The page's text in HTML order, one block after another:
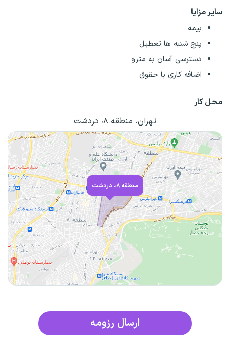
سایر مزایا
بیمه
پنج شنبه ها تعطیل
دسترسی آسان به مترو
اضافه کاری با حقوق
محل کار
تهران، منطقه ۸، دردشت
منطقه ۸، دردشت
ارسال رزومه